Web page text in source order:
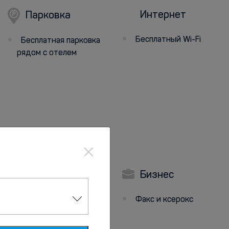
Парковка
Бесплатная парковка
рядом с отелем
Интернет
Бесплатный Wi-Fi
Дети
Детская игровая
Бизнес
Факс и ксерокс
×